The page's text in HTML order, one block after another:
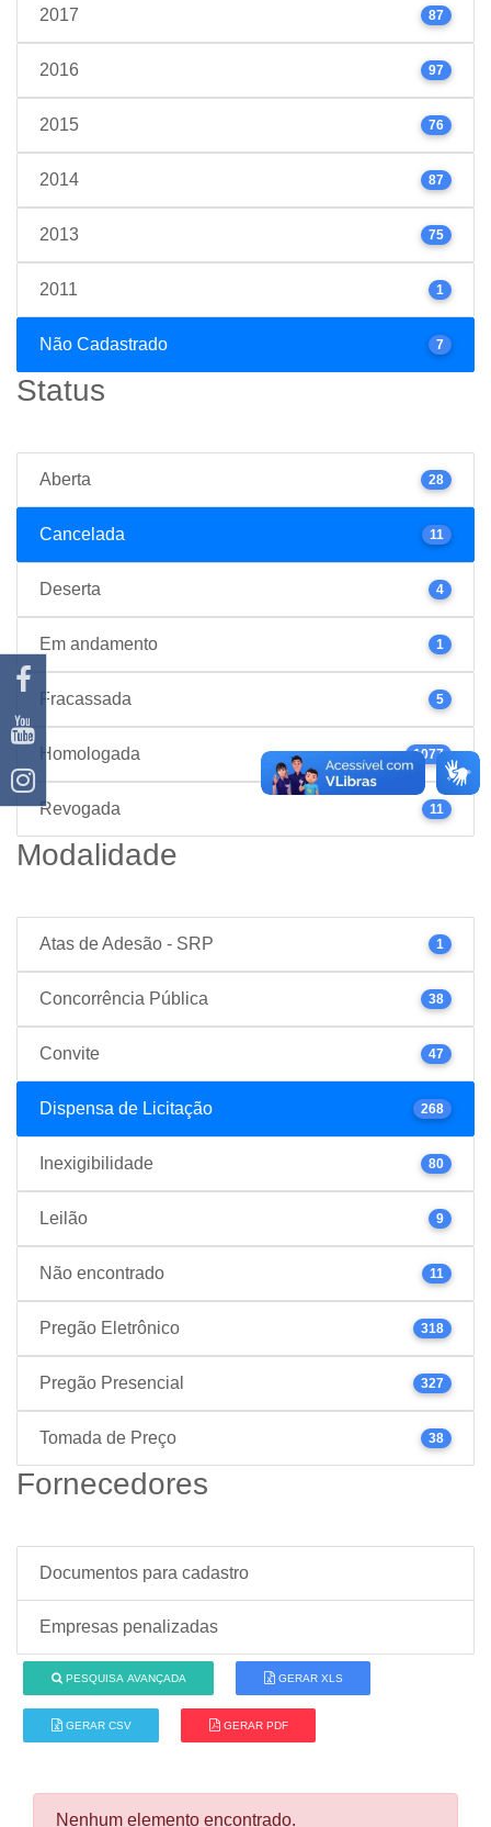
2017 87
2016 97
2015 76
2014 87
2013 75
2011 1
Não Cadastrado 7
Status
Aberta 28
Cancelada 11
Deserta 4
Em andamento 1
Fracassada 5
Homologada 1077
Revogada 11
Modalidade
Atas de Adesão - SRP 1
Concorrência Pública 38
Convite 47
Dispensa de Licitação 268
Inexigibilidade 80
Leilão 9
Não encontrado 11
Pregão Eletrônico 318
Pregão Presencial 327
Tomada de Preço 38
Fornecedores
Documentos para cadastro
Empresas penalizadas
PESQUISA AVANÇADA GERAR XLS
GERAR CSV GERAR PDF
Nenhum elemento encontrado.